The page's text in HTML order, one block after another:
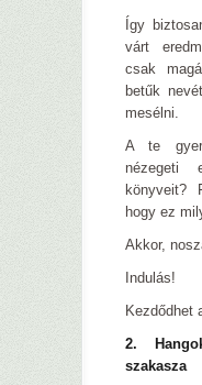
Így
várt
csak
betűk
mesélni.
A te
nézegeti
könyveit?
hogy ez
Akkor,
Indulás!
Kezdődhet
2.
szakasza